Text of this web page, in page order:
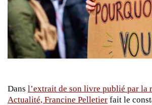
Dans l’extrait de son livre publié par la
Actualité, Francine Pelletier fait le